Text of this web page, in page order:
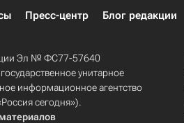
Пресс-центр Блог редакции
Эл № ФС77-57640
унитарное
информационное агентство
сегодня»).